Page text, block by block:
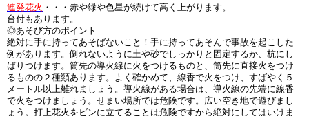
連発花火 ・・・赤や緑や色星が続けて高く上がります。
台付もあります。
◎あそび方のポイント
絶対に手に持ってあそばないこと！手に持ってあそんで事故を起こした
例があります。倒れないように土や砂でしっかりと固定するか、杭にし
ばりつけます。筒先の導火線に火をつけるものと、筒先に直接火をつけ
るものの２種類あります。よく確かめて、線香で火をつけ、すばやく５
メートル以上離れましょう。導火線がある場合は、導火線の先端に線香
で火をつけましょう。せまい場所では危険です。広い空き地で遊びまし
ょう。打上花火をビンに立てることは危険ですから絶対にしてはいけま